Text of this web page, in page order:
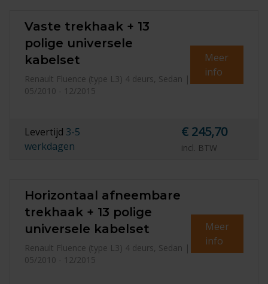
Vaste trekhaak + 13
polige universele
kabelset
Renault Fluence (type L3) 4 deurs, Sedan |
05/2010 - 12/2015
Meer
info
Levertijd 3-5
werkdagen
€ 245,70
incl. BTW
Horizontaal afneembare
trekhaak + 13 polige
universele kabelset
Renault Fluence (type L3) 4 deurs, Sedan |
05/2010 - 12/2015
Meer
info